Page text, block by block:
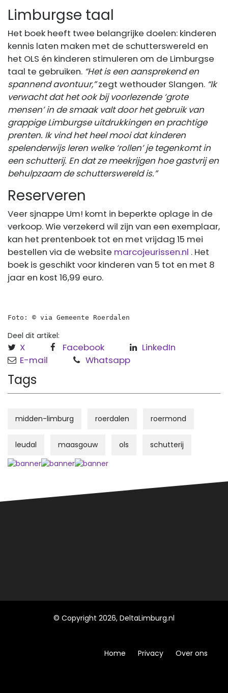
Limburgse taal
Het boek heeft twee belangrijke doelen: kinderen
kennis laten maken met de schutterswereld en
het OLS én kinderen stimuleren om de Limburgse
taal te gebruiken. “Het is een aansprekend en
spannend avontuur,”zegt wethouder Slangen. “Ik
verwacht dat het ook bij voorlezende ‘grote
mensen’ in de smaak valt door het gebruik van
grappige Limburgse uitdrukkingen en prachtige
prenten. Ik vind het heel mooi dat kinderen
spelenderwijs leren welke ‘rollen’ je tegenkomt in
een schutterij. En dat ze meekrijgen hoe gastvrij en
behulpzaam de schutterswereld is.”
Reserveren
Veer sjnappe Um! komt in beperkte oplage in de
verkoop. Wie verzekerd wil zijn van een exemplaar,
kan het prentenboek tot en met vrijdag 15 mei
bestellen via de website marcojeurissen.nl . Het
boek is geschikt voor kinderen van 5 tot en met 8
jaar en kost 16,99 euro.
Foto: © via Gemeente Roerdalen
Deel dit artikel:
X Facebook
LinkedIn
E-mail
Whatsapp
Tags
midden-limburg roerdalen roermond
leudal maasgouw ols schutterij
© Copyright 2026, DeltaLimburg.nl
Home Privacy Over ons